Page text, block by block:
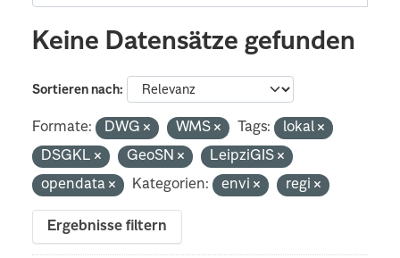
Keine Datensätze gefunden
Sortieren nach
Formate: DWG WMS Tags:
lokal
DSGKL
GeoSN
LeipziGIS
opendata
Kategorien: envi regi
Ergebnisse filtern